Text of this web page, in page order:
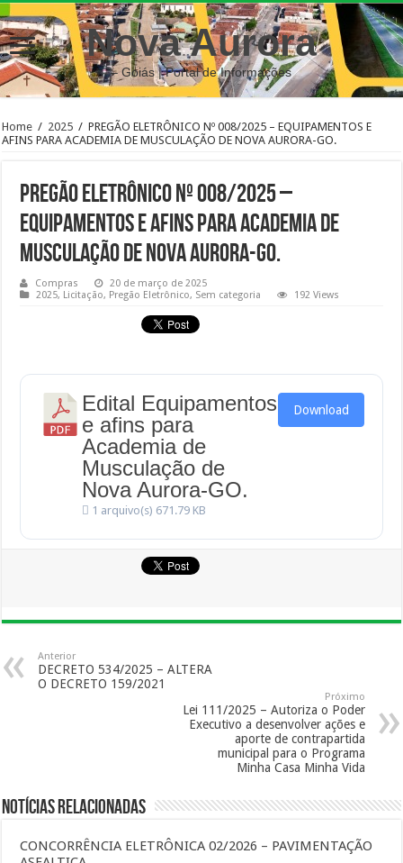
Nova Aurora
– Goiás | Portal de Informações
Home / 2025 / PREGÃO ELETRÔNICO Nº 008/2025 – EQUIPAMENTOS E
AFINS PARA ACADEMIA DE MUSCULAÇÃO DE NOVA AURORA-GO.
PREGÃO ELETRÔNICO Nº 008/2025 –
EQUIPAMENTOS E AFINS PARA ACADEMIA DE
MUSCULAÇÃO DE NOVA AURORA-GO.
Compras
20 de março de 2025
2025, Licitação, Pregão Eletrônico, Sem categoria 192 Views
Edital Equipamentos
e afins para
Academia de
Musculação de
Nova Aurora-GO.
1 arquivo(s) 671.79 KB
Download
Anterior
DECRETO 534/2025 – ALTERA
O DECRETO 159/2021
Próximo
Lei 111/2025 – Autoriza o Poder
Executivo a desenvolver ações e
aporte de contrapartida
municipal para o Programa
Minha Casa Minha Vida
Notícias Relacionadas
CONCORRÊNCIA ELETRÔNICA 02/2026 – PAVIMENTAÇÃO